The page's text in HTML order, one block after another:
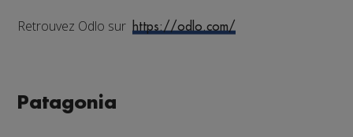
Retrouvez Odlo surhttps://odlo.com/
Patagonia